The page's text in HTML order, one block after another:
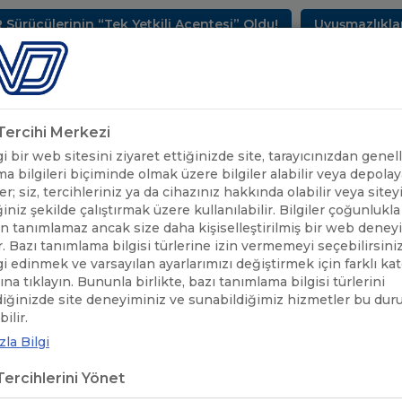
“Tek Yetkili Acentesi” Oldu! Uyuşmazlıkların
SEKTÖREL BİLGİLER UND YAYINLARI
ÖNEMLİ DUYURULAR / LOJİSTİK SEKTÖRÜNDE YANGIN
SEKTÖRÜNDE YANGIN
Merkezi
bir web sitesini ziyaret ettiğinizde site, tarayıcınızdan
bilgileri biçiminde olmak üzere bilgiler alabilir veya
siz, tercihleriniz ya da cihazınız hakkında olabilir veya siteyi
şekilde çalıştırmak üzere kullanılabilir. Bilgiler
tanımlamaz ancak size daha kişiselleştirilmiş bir web
Bazı tanımlama bilgisi türlerine izin vermemeyi
edinmek ve varsayılan ayarlarımızı değiştirmek için farklı
tıklayın. Bununla birlikte, bazı tanımlama bilgisi türlerini
site deneyiminiz ve sunabildiğimiz hizmetler bu
Bilgi
Yönet